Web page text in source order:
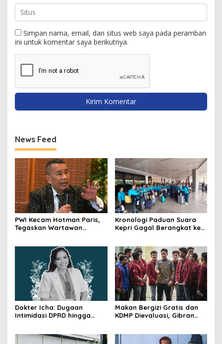
Simpan nama, email, dan situs web saya pada peramban
ini untuk komentar saya berikutnya.
News Feed
PWI Kecam Hotman Paris,
Tegaskan Wartawan
Kronologi Paduan Suara
Kepri Gagal Berangkat ke
Dokter Icha: Dugaan
Intimidasi DPRD hingga
Perkembangannya
Makan Bergizi Gratis dan
KDMP Dievaluasi, Gibran